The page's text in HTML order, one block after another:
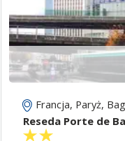
Francja, Paryż,
Reseda Porte de